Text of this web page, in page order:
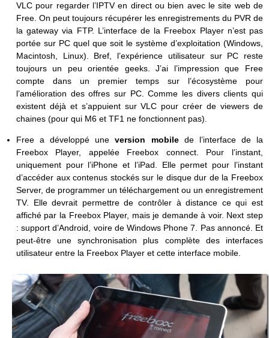
VLC pour regarder l’IPTV en direct ou bien avec le site web de
Free. On peut toujours récupérer les enregistrements du PVR de
la gateway via FTP. L’interface de la Freebox Player n’est pas
portée sur PC quel que soit le système d’exploitation (Windows,
Macintosh, Linux). Bref, l’expérience utilisateur sur PC reste
toujours un peu orientée geeks. J’ai l’impression que Free
compte dans un premier temps sur l’écosystème pour
l’amélioration des offres sur PC. Comme les divers clients qui
existent déjà et s’appuient sur VLC pour créer de viewers de
chaines (pour qui M6 et TF1 ne fonctionnent pas).
Free a développé uneversion mobilede l’interface de la
Freebox Player, appelée Freebox connect. Pour l’instant,
uniquement pour l’iPhone et l’iPad. Elle permet pour l’instant
d’accéder aux contenus stockés sur le disque dur de la Freebox
Server, de programmer un téléchargement ou un enregistrement
TV. Elle devrait permettre de contrôler à distance ce qui est
affiché par la Freebox Player, mais je demande à voir. Next step
: support d’Android, voire de Windows Phone 7. Pas annoncé. Et
peut-être une synchronisation plus complète des interfaces
utilisateur entre la Freebox Player et cette interface mobile.